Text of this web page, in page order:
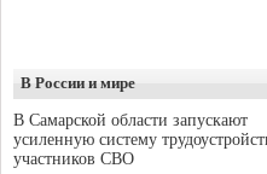
В России и мире
В Самарской области запускают
усиленную систему
участников СВО